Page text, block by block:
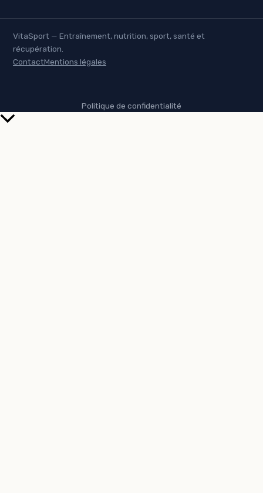
VitaSport — Entraînement, nutrition, sport, santé et
récupération.
ContactMentions légales
Politique de confidentialité